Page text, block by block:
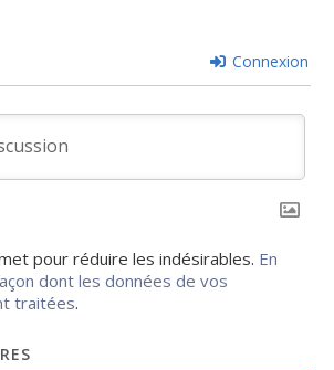
Connexion
pour réduire les indésirables. En
dont les données de vos
traitées.